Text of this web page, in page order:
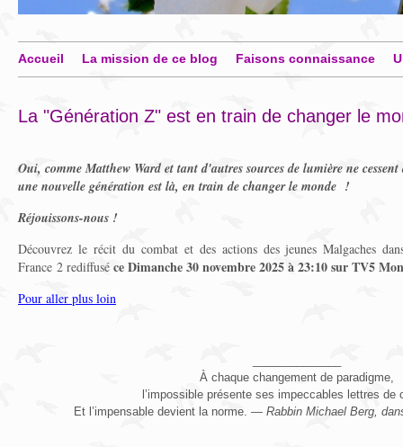
Accueil La mission de ce blog Faisons connaissance
La "Génération Z" est en train de changer le
Oui, comme Matthew Ward et tant d'autres sources de lumière ne
une nouvelle génération est là, en train de changer le monde !
Réjouissons-nous !
Découvrez le récit du combat et des actions des jeunes Malgaches
France 2 rediffusé ce Dimanche 30 novembre 2025 à 23:10 sur TV5
Pour aller plus loin
À chaque changement de paradigme,
l’impossible présente ses impeccables lettres
Et l’impensable devient la norme. — Rabbin Michael Berg,